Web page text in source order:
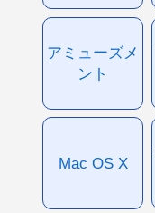
アミューズメ
ント
Mac OS X